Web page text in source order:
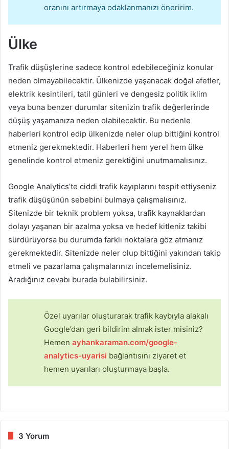
oranını artırmaya odaklanmanızı öneririm.
Ülke
Trafik düşüşlerine sadece kontrol edebileceğiniz konular
neden olmayabilecektir. Ülkenizde yaşanacak doğal afetler,
elektrik kesintileri, tatil günleri ve dengesiz politik iklim
veya buna benzer durumlar sitenizin trafik değerlerinde
düşüş yaşamanıza neden olabilecektir. Bu nedenle
haberleri kontrol edip ülkenizde neler olup bittiğini kontrol
etmeniz gerekmektedir. Haberleri hem yerel hem ülke
genelinde kontrol etmeniz gerektiğini unutmamalısınız.
Google Analytics’te ciddi trafik kayıplarını tespit ettiyseniz
trafik düşüşünün sebebini bulmaya çalışmalısınız.
Sitenizde bir teknik problem yoksa, trafik kaynaklardan
dolayı yaşanan bir azalma yoksa ve hedef kitleniz takibi
sürdürüyorsa bu durumda farklı noktalara göz atmanız
gerekmektedir. Sitenizde neler olup bittiğini yakından takip
etmeli ve pazarlama çalışmalarınızı incelemelisiniz.
Aradığınız cevabı burada bulabilirsiniz.
Özel uyarılar oluşturarak trafik kaybıyla alakalı
Google’dan geri bildirim almak ister misiniz?
Hemen ayhankaraman.com/google-
analytics-uyarisi bağlantısını ziyaret et
hemen uyarıları oluşturmaya başla.
3 Yorum